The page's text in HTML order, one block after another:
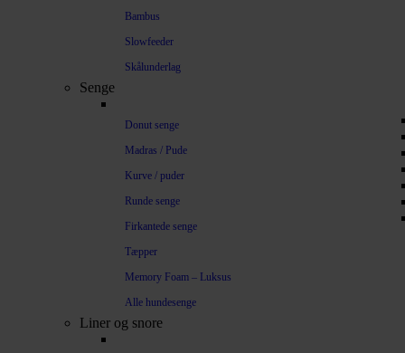
Bambus
Slowfeeder
Skålunderlag
Senge
Donut senge
Madras / Pude
Kurve / puder
Runde senge
Firkantede senge
Tæpper
Memory Foam – Luksus
Alle hundesenge
Liner og snore